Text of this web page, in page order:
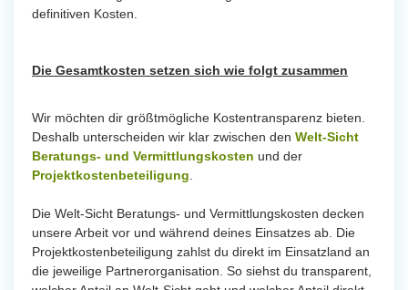
definitiven Kosten.
Die Gesamtkosten setzen sich wie folgt zusammen
Wir möchten dir größtmögliche Kostentransparenz bieten.
Deshalb unterscheiden wir klar zwischen den Welt-Sicht
Beratungs- und Vermittlungskosten und der
Projektkostenbeteiligung
Die Welt-Sicht Beratungs- und Vermittlungskosten decken
unsere Arbeit vor und während deines Einsatzes ab. Die
Projektkostenbeteiligung zahlst du direkt im Einsatzland an
die jeweilige Partnerorganisation. So siehst du transparent,